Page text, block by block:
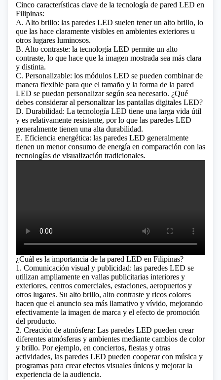
Cinco características clave de la tecnología de pared LED en
Filipinas:
A. Alto brillo: las paredes LED suelen tener un alto brillo, lo
que las hace claramente visibles en ambientes exteriores u
otros lugares luminosos.
B. Alto contraste: la tecnología LED permite un alto
contraste, lo que hace que la imagen mostrada sea más clara
y distinta.
C. Personalizable: los módulos LED se pueden combinar de
manera flexible para que el tamaño y la forma de la pared
LED se puedan personalizar según sea necesario. ¿Qué
debes considerar al personalizar las pantallas digitales LED?
D. Durabilidad: La tecnología LED tiene una larga vida útil
y es relativamente resistente, por lo que las paredes LED
generalmente tienen una alta durabilidad.
E. Eficiencia energética: las paredes LED generalmente
tienen un menor consumo de energía en comparación con las
tecnologías de visualización tradicionales.
¿Cuál es la importancia de la pared LED en Filipinas?
1. Comunicación visual y publicidad: las paredes LED se
utilizan ampliamente en vallas publicitarias interiores y
exteriores, centros comerciales, estaciones, aeropuertos y
otros lugares. Su alto brillo, alto contraste y ricos colores
hacen que el anuncio sea más llamativo y vívido, mejorando
efectivamente la imagen de marca y el efecto de promoción
del producto.
2. Creación de atmósfera: Las paredes LED pueden crear
diferentes atmósferas y ambientes mediante cambios de color
y brillo. Por ejemplo, en conciertos, fiestas y otras
actividades, las paredes LED pueden cooperar con música y
programas para crear efectos visuales únicos y mejorar la
experiencia de la audiencia.